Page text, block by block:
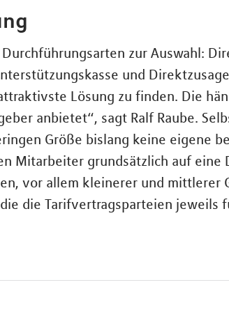
zur Auswahl:
und
Lösung zu finden. Die
anbietet“, sagt Ralf Raube.
Größe bislang keine eigene
Mitarbeiter grundsätzlich auf eine
vor allem kleinerer und mittlerer
die Tarifvertragsparteien jeweils